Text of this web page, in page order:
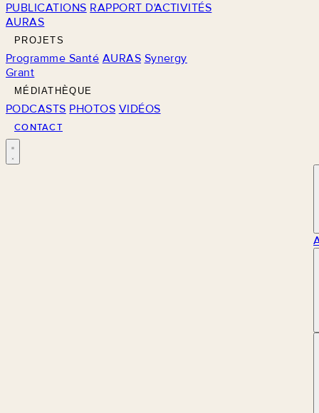
PUBLICATIONS RAPPORT D'ACTIVITÉS
AURAS
PROJETS
Programme Santé AURAS Synergy
Grant
MÉDIATHÈQUE
PODCASTS PHOTOS VIDÉOS
CONTACT